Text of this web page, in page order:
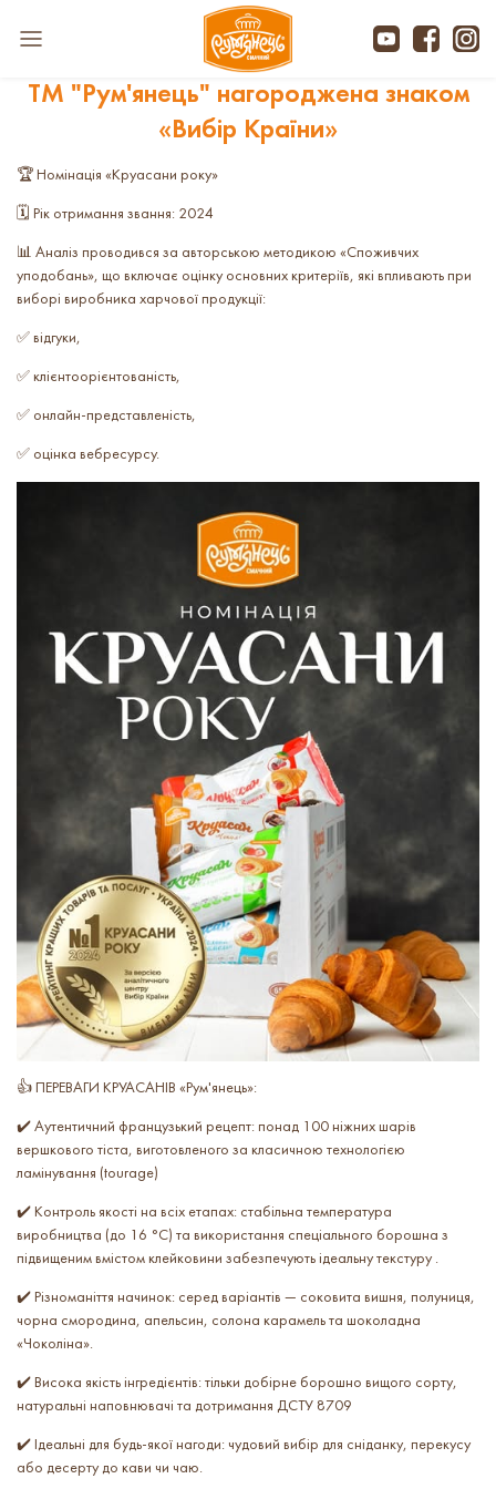
ТМ "Рум'янець" нагороджена знаком
«Вибір Країни»
🏆 Номінація «Круасани року»
🗓 Рік отримання звання: 2024
📊 Аналіз проводився за авторською методикою «Споживчих
уподобань», що включає оцінку основних критеріїв, які впливають при
виборі виробника харчової продукції:
✅ відгуки,
✅ клієнтоорієнтованість,
✅ онлайн-представленість,
✅ оцінка вебресурсу.
👍 ПЕРЕВАГИ КРУАСАНІВ «Рум'янець»:
✔️ Аутентичний французький рецепт: понад 100 ніжних шарів
вершкового тіста, виготовленого за класичною технологією
ламінування (tourage)
✔️ Контроль якості на всіх етапах: стабільна температура
виробництва (до 16 °C) та використання спеціального борошна з
підвищеним вмістом клейковини забезпечують ідеальну текстуру .
✔️ Різноманіття начинок: серед варіантів — соковита вишня, полуниця,
чорна смородина, апельсин, солона карамель та шоколадна
«Чоколіна».
✔️ Висока якість інгредієнтів: тільки добірне борошно вищого сорту,
натуральні наповнювачі та дотримання ДСТУ 8709
✔️ Ідеальні для будь-якої нагоди: чудовий вибір для сніданку, перекусу
або десерту до кави чи чаю.